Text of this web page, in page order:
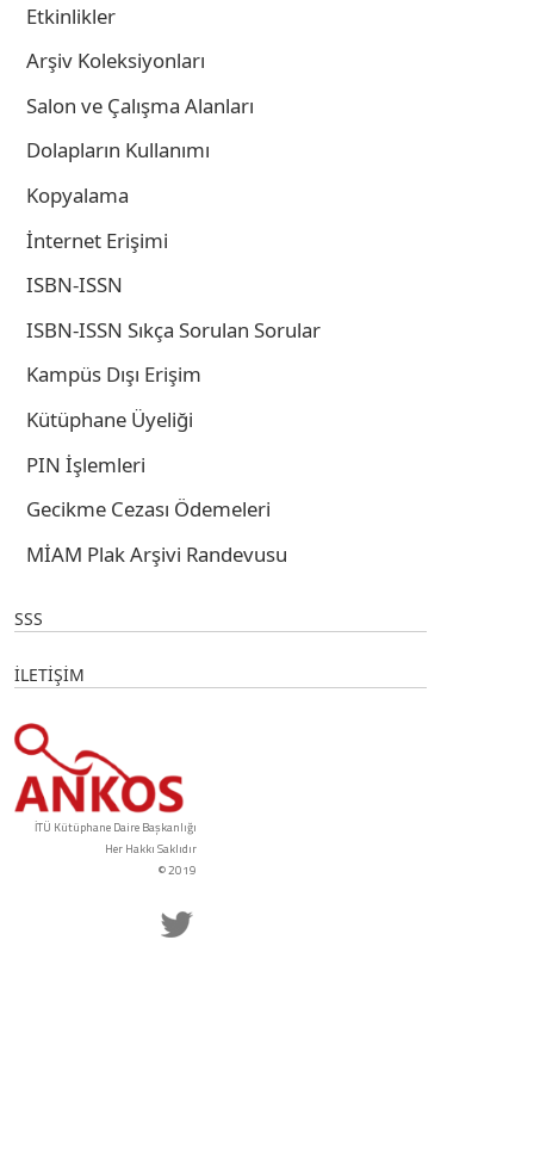
Etkinlikler
Arşiv Koleksiyonları
Salon ve Çalışma Alanları
Dolapların Kullanımı
Kopyalama
İnternet Erişimi
ISBN-ISSN
ISBN-ISSN Sıkça Sorulan Sorular
Kampüs Dışı Erişim
Kütüphane Üyeliği
PIN İşlemleri
Gecikme Cezası Ödemeleri
MİAM Plak Arşivi Randevusu
SSS
İLETİŞİM
İTÜ Kütüphane Daire Başkanlığı
Her Hakkı Saklıdır
© 2019